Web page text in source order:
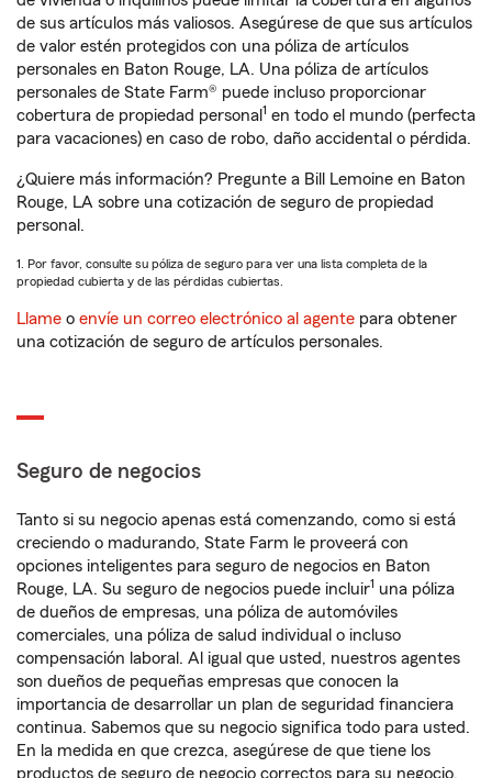
de sus artículos más valiosos. Asegúrese de que sus artículos
de valor estén protegidos con una póliza de artículos
personales en Baton Rouge, LA. Una póliza de artículos
personales de State Farm® puede incluso proporcionar
cobertura de propiedad personal 1 en todo el mundo (perfecta
para vacaciones) en caso de robo, daño accidental o pérdida.
¿Quiere más información? Pregunte a Bill Lemoine en Baton
Rouge, LA sobre una cotización de seguro de propiedad
personal.
1. Por favor, consulte su póliza de seguro para ver una lista completa de la
propiedad cubierta y de las pérdidas cubiertas.
Llame o envíe un correo electrónico al agente para obtener
una cotización de seguro de artículos personales.
Seguro de negocios
Tanto si su negocio apenas está comenzando, como si está
creciendo o madurando, State Farm le proveerá con
opciones inteligentes para seguro de negocios en Baton
Rouge, LA. Su seguro de negocios puede incluir1 una póliza
de dueños de empresas, una póliza de automóviles
comerciales, una póliza de salud individual o incluso
compensación laboral. Al igual que usted, nuestros agentes
son dueños de pequeñas empresas que conocen la
importancia de desarrollar un plan de seguridad financiera
continua. Sabemos que su negocio significa todo para usted.
En la medida en que crezca, asegúrese de que tiene los
productos de seguro de negocio correctos para su negocio.